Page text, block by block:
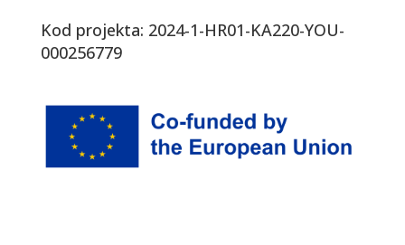
Kod projekta: 2024-1-HR01-KA220-YOU-
000256779